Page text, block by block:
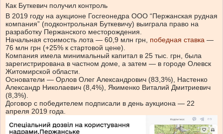
Как Буткевич получил контроль
В 2019 году на аукционе Госгеонедра ООО “Пержанская рудная
компания” (подконтрольная Буткевичу) выиграла право на
разработку Пержанского месторождения.
Начальная стоимость лота — 60,9 млн грн, победная ставка —
76 млн грн (+25% к стартовой цене).
Компания имела минимальный капитал в 25 тыс. грн, была
зарегистрирована в частном доме, а затем — в городе Олевск
Житомирской области.
Основатели — Орлов Олег Александрович (83,3%), Настенко
Александр Николаевич (8,4%), Якименко Виталий Дмитриевич
(8,3%).
Договор с победителем подписали в день аукциона — 22
апреля 2019 года.